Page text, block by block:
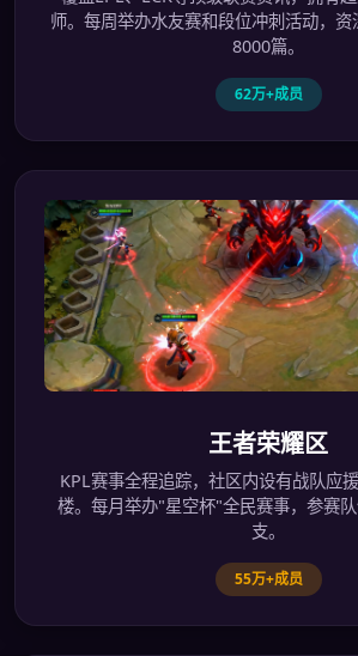
师。每周举办水友赛和段位冲刺活动，
8000篇。
62万+成员
王者荣耀区
KPL赛事全程追踪，社区内设有战队应
楼。每月举办"星空杯"全民赛事，参赛
支。
55万+成员